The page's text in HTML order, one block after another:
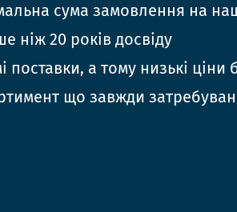
сума замовлення на
ніж 20 років досвіду
поставки, а тому низькі ціни
що завжди